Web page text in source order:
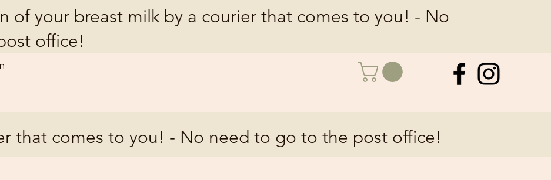
of your breast milk by a courier that comes to you! - No
office!
that comes to you! - No need to go to the post office!